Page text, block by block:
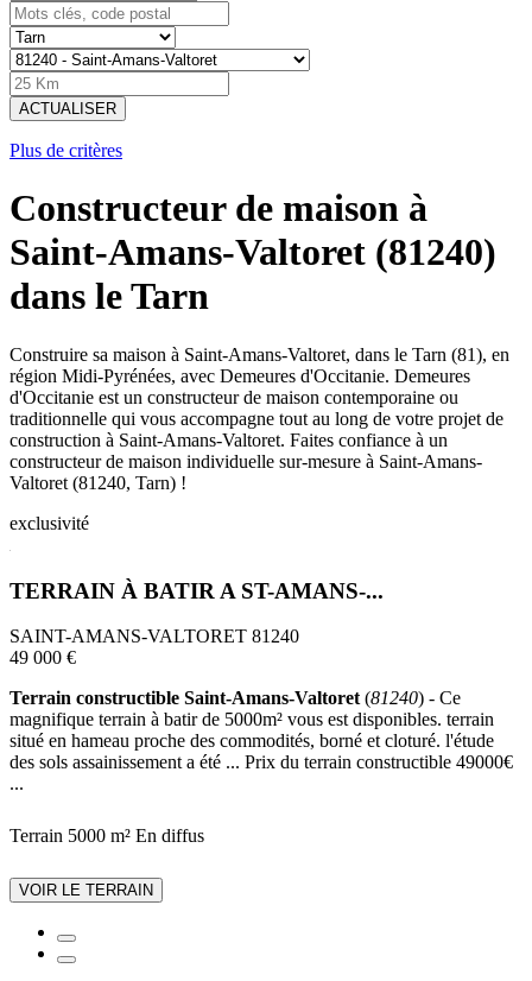
ACTUALISER
Plus de critères
Constructeur de maison à
Saint-Amans-Valtoret (81240)
dans le Tarn
Construire sa maison à Saint-Amans-Valtoret, dans le Tarn (81), en
région Midi-Pyrénées, avec Demeures d'Occitanie. Demeures
d'Occitanie est un constructeur de maison contemporaine ou
traditionnelle qui vous accompagne tout au long de votre projet de
construction à Saint-Amans-Valtoret. Faites confiance à un
constructeur de maison individuelle sur-mesure à Saint-Amans-
Valtoret (81240, Tarn) !
exclusivité
TERRAIN À BATIR A ST-AMANS-...
SAINT-AMANS-VALTORET 81240
49 000 €
Terrain constructible Saint-Amans-Valtoret (81240) - Ce
magnifique terrain à batir de 5000m² vous est disponibles. terrain
situé en hameau proche des commodités, borné et cloturé. l'étude
des sols assainissement a été ... Prix du terrain constructible 49000€
...
Terrain 5000 m² En diffus
VOIR LE TERRAIN